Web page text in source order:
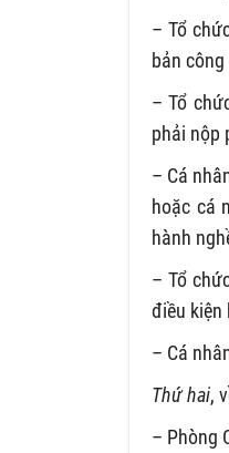
– Tổ
bản
– Tổ
phải nộp
– Cá
hoặc cá
hành
– Tổ
điều kiện
– Cá
Thứ hai,
– Phòng